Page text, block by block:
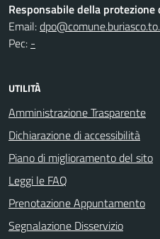
Responsabile della protezione
Email:
Pec: -
UTILITÀ
Amministrazione Trasparente
Dichiarazione di accessibilità
Piano di miglioramento del sito
Leggi le FAQ
Prenotazione Appuntamento
Segnalazione Disservizio